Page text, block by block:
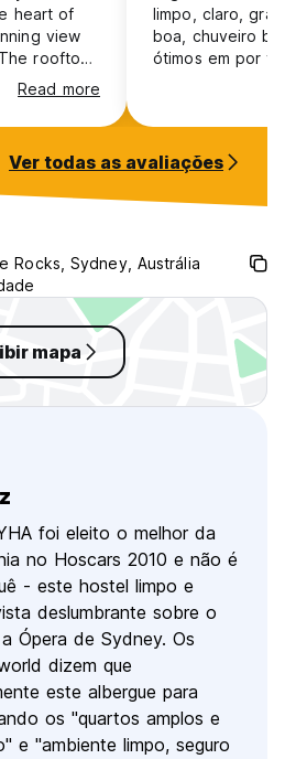
heart of
view
rooftop
was live
Read more
limpo, claro,
boa, chuveiro
ótimos em por
lugar. Mas é
tem bastante
Ver todas as avaliações
Rocks, Sydney, Austrália
mapa
foi eleito o melhor da
no Hoscars 2010 e não é
- este hostel limpo e
deslumbrante sobre o
Ópera de Sydney. Os
dizem que
este albergue para
os "quartos amplos e
e "ambiente limpo, seguro